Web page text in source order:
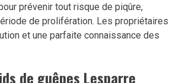
prévenir tout risque de piqûre,
de prolifération. Les propriétaires
et une parfaite connaissance des
de guêpes Lesparre